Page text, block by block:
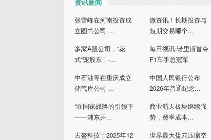
资讯新闻
张雪峰在河南投资成
立图书公司 ...
微资讯！长期投资与
短期交易哪个...
多家A股公司，“花
式”宠股东！-...
每日视讯:诺里斯首夺
F1车手总冠军
中石油等在重庆成立
储气库公司 ...
中国人民银行公布
2026年普通纪念...
“在国家战略的引领下
——浦东开...
商业航天板块继续强
势，费率成本...
古鳌科技于2025年12
世界最大盐穴压缩空